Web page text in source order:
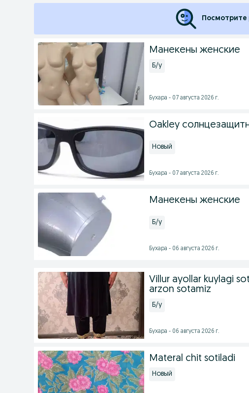
Посмотрите
Манекены женские
Б/у
Бухара - 07 августа 2026 г.
Oakley
Новый
Бухара - 07 августа 2026 г.
Манекены женские
Б/у
Бухара - 06 августа 2026 г.
Villur ayollar kuylagi
arzon sotamiz
Б/у
Бухара - 06 августа 2026 г.
Materal chit sotiladi
Новый